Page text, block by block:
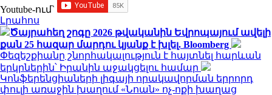
Youtube-ում`
Լրահոս
Ծայրահեղ շոգը 2026 թվականին Եվրոպայում ավելի
քան 25 հազար մարդու կյանք է խլել. Bloomberg
Փեզեշքիանը շնորհակալություն է հայտնել հարևան
երկրներին՝ Իրանին աջակցելու համար
Կոնֆերենցիաների լիգայի որակավորման երրորդ
փուլի առաջին խաղում «Նոան» ոչ-ոքի խաղաց